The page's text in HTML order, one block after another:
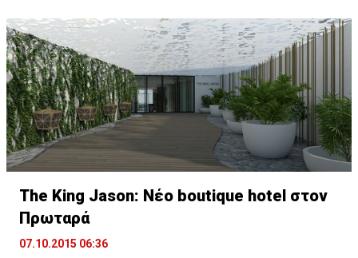
την πορεία του Οργανισμού καθώς επιβλήθηκαν
πρόστιμα ύψους €8,2 εκατ., ενώ για το 2013 τα
συνολικά πρόστιμα ήταν μόλις €1,279,000.
The King Jason: Νέο boutique hotel στον
Πρωταρά
07.10.2015 06:36